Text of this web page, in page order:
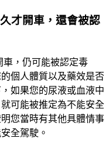
才開車，還會被認
車，仍可能被認定毒
個人體質以及藥效是否
如果您的尿液或血液中
可能被推定為不能安全
您當時有其他具體情事
全駕駛。